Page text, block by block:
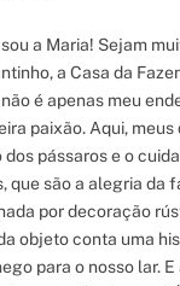
a Maria! Sejam
a Casa da
é apenas meu
paixão. Aqui,
dos pássaros e o
que são a alegria da
por decoração
objeto conta uma
para o nosso lar. E